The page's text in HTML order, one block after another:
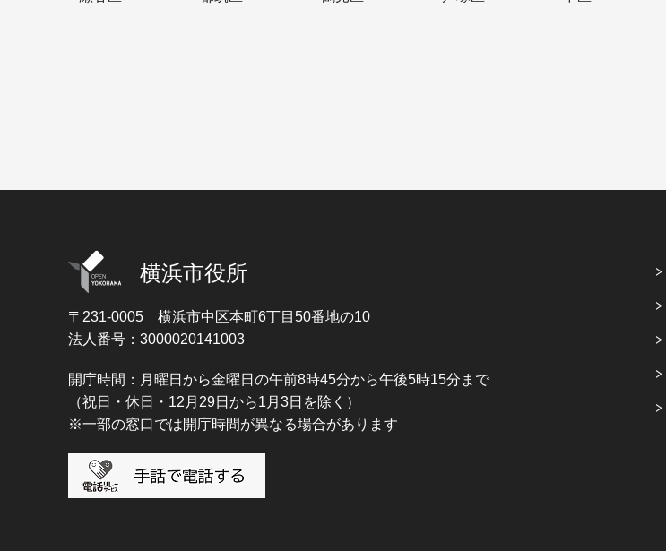
横浜市役所
〒231-0005 横浜市中区本町6丁目50番地の10
法人番号：3000020141003
開庁時間：月曜日から金曜日の午前8時45分から午後5時15分まで
（祝日・休日・12月29日から1月3日を除く）
※一部の窓口では開庁時間が異なる場合があります